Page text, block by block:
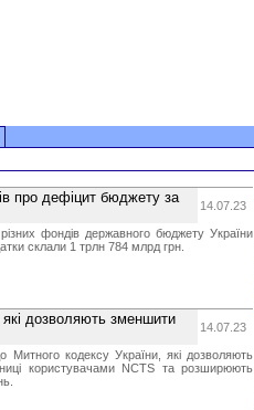
про дефіцит бюджету за
14.07.23
фондів державного бюджету України
склали 1 трлн 784 млрд грн.
дозволяють зменшити
14.07.23
Митного кодексу України, які дозволяють
користувачами NCTS та розширюють